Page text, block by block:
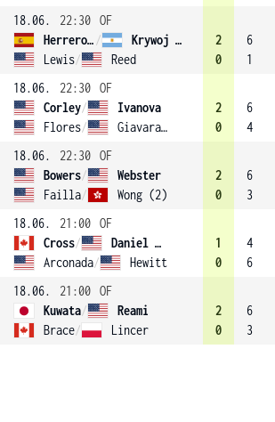
18.06.
22:30 OF
Herrero Linana /
Krywoj (3)
Lewis/ Reed
2
0
6
1
18.06.
22:30 OF
Corley/
Ivanova
Flores/ Giavara (4)
2
0
6
4
18.06.
22:30 OF
Bowers/
Webster
Failla/ Wong (2)
2
0
6
3
18.06.
21:00 OF
Cross/
Daniel (1)
Arconada/ Hewitt
1
0
4
6
18.06.
21:00 OF
Kuwata/
Reami
Brace/ Lincer
2
0
6
3